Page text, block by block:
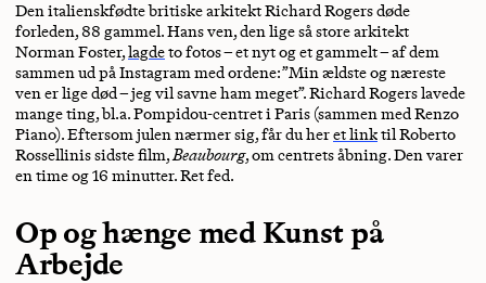
Den italienskfødte britiske arkitekt Richard Rogers døde
forleden, 88 gammel. Hans ven, den lige så store arkitekt
Norman Foster,lagdeto fotos – et nyt og et gammelt – af dem
sammen ud på Instagram med ordene: ”Min ældste og næreste
ven er lige død – jeg vil savne ham meget”. Richard Rogers lavede
mange ting, bl.a. Pompidou-centret i Paris (sammen med Renzo
Piano). Eftersom julen nærmer sig, får du heret linktil Roberto
Rossellinis sidste film,Beaubourg, om centrets åbning. Den varer
en time og 16 minutter. Ret fed.
Op og hænge med Kunst på
Arbejde